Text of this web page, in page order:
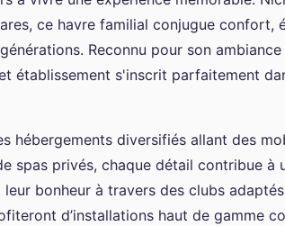
ce havre familial conjugue confort,
Reconnu pour son
établissement s'inscrit parfaitement
hébergements diversifiés allant des
spas privés, chaque détail contribue à
bonheur à travers des clubs
d’installations haut de gamme